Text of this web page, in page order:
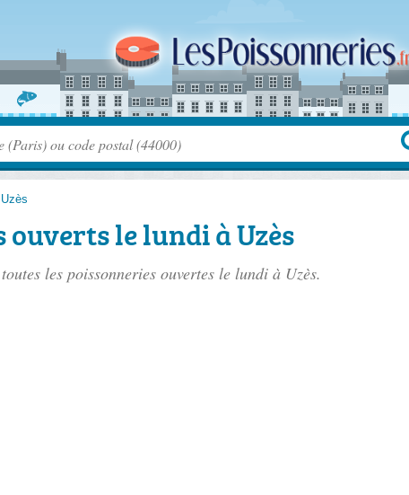
Uzès
ouverts le lundi à Uzès
les poissonneries ouvertes le lundi à Uzès.